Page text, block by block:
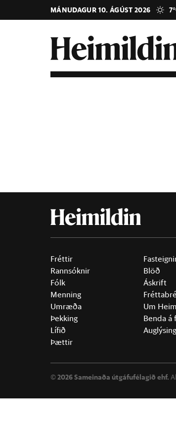
MÁNUDAGUR 10. ÁGÚST 2026
Fréttir
Rannsóknir
Fólk
Menning
Umræða
Þekking
Lífið
Þættir
Blöð
Áskrift
Um
Benda á
©2026 Sameinaða útgáfufélagið ehf.